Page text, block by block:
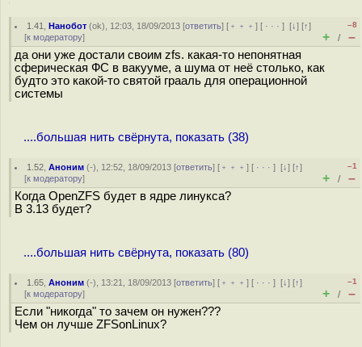
1.41 ,Нанобот (ok), 12:03, 18/09/2013 [ответить] [ ﹢﹢﹢] [ · · ·][↓] [↑]
[к модератору]
–8
+ / –
да они уже достали своим zfs. какая-то непонятная
сферическая ФС в вакууме, а шума от неё столько, как
будто это какой-то святой грааль для операционной
системы
....большая нить свёрнута, показать (38)
1.52 ,Аноним (-), 12:52, 18/09/2013 [ответить] [ ﹢﹢﹢] [ · · ·][↓] [↑]
[к модератору]
–1
+ / –
Когда OpenZFS будет в ядре линукса?
В 3.13 будет?
....большая нить свёрнута, показать (80)
1.65 ,Аноним (-), 13:21, 18/09/2013 [ответить] [ ﹢﹢﹢] [ · · ·][↓] [↑]
[к модератору]
–1
+ / –
Если "никогда" то зачем он нужен???
Чем он лучше ZFSonLinux?